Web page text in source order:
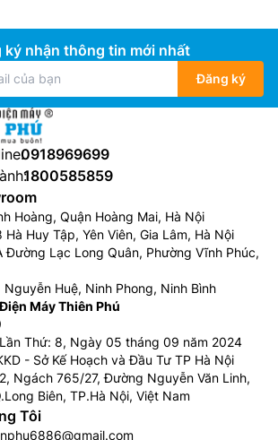
ký nhận thông tin mới nhất
Đăng ký
0918969699
1800585859
Hoàng, Quận Hoàng Mai, Hà Nội
Huy Tập, Yên Viên, Gia Lâm, Hà Nội
Đường Lạc Long Quân, Phường Vĩnh Phúc,
Nguyễn Huệ, Ninh Phong, Ninh Bình
Máy Thiên Phú
Thứ: 8, Ngày 05 tháng 09 năm 2024
- Sở Kế Hoạch và Đầu Tư TP Hà Nội
Ngách 765/27, Đường Nguyễn Văn Linh,
Biên, TP.Hà Nội, Việt Nam
Tôi